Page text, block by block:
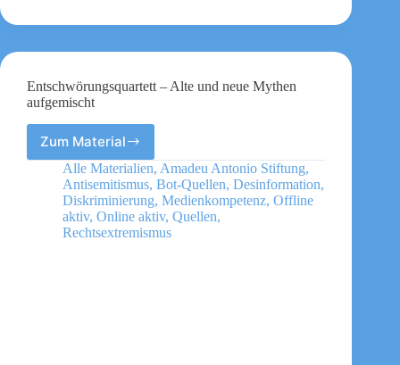
Entschwörungsquartett – Alte und neue Mythen
aufgemischt
Zum MaterialEntschwörungsquartett
–
Alte
und
neue
Mythen
Alle Materialien, Amadeu Antonio Stiftung,
Antisemitismus, Bot-Quellen, Desinformation,
Diskriminierung, Medienkompetenz, Offline
aktiv, Online aktiv, Quellen,
Rechtsextremismus